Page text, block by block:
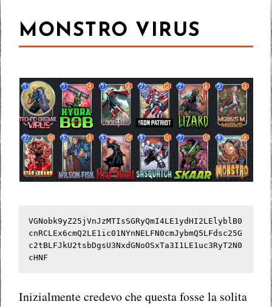
MONSTRO VIRUS
VGNobk9yZ25jVnJzMTIsSGRyQmI4LE1ydHI2LElyblB0
cnRCLEx6cmQ2LE1ic01NYnNELFN0cmJybmQ5LFdsc25G
c2tBLFJkU2tsbDgsU3NxdGNoOSxTa3I1LE1uc3RyT2N0
cHNF
Inizialmente credevo che questa fosse la solita